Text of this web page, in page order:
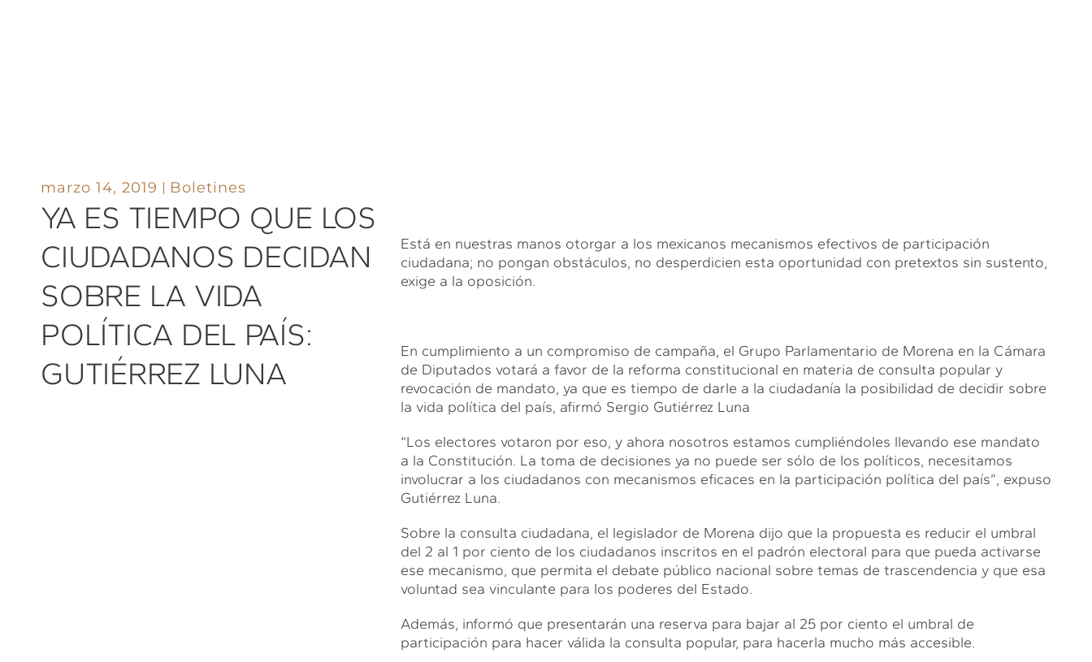
marzo 14, 2019 Boletines
YA ES TIEMPO QUE LOS
CIUDADANOS DECIDAN
SOBRE LA VIDA
POLÍTICA DEL PAÍS:
GUTIÉRREZ LUNA
Está en nuestras manos otorgar a los mexicanos mecanismos efectivos de participación
ciudadana; no pongan obstáculos, no desperdicien esta oportunidad con pretextos sin sustento,
exige a la oposición.
En cumplimiento a un compromiso de campaña, el Grupo Parlamentario de Morena en la Cámara
de Diputados votará a favor de la reforma constitucional en materia de consulta popular y
revocación de mandato, ya que es tiempo de darle a la ciudadanía la posibilidad de decidir sobre
la vida política del país, afirmó Sergio Gutiérrez Luna
“Los electores votaron por eso, y ahora nosotros estamos cumpliéndoles llevando ese mandato
a la Constitución. La toma de decisiones ya no puede ser sólo de los políticos, necesitamos
involucrar a los ciudadanos con mecanismos eficaces en la participación política del país”, expuso
Gutiérrez Luna.
Sobre la consulta ciudadana, el legislador de Morena dijo que la propuesta es reducir el umbral
del 2 al 1 por ciento de los ciudadanos inscritos en el padrón electoral para que pueda activarse
ese mecanismo, que permita el debate público nacional sobre temas de trascendencia y que esa
voluntad sea vinculante para los poderes del Estado.
Además, informó que presentarán una reserva para bajar al 25 por ciento el umbral de
participación para hacer válida la consulta popular, para hacerla mucho más accesible.